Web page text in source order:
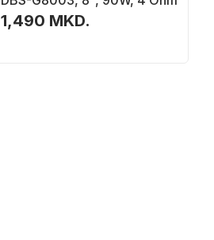
1,490 MKD.